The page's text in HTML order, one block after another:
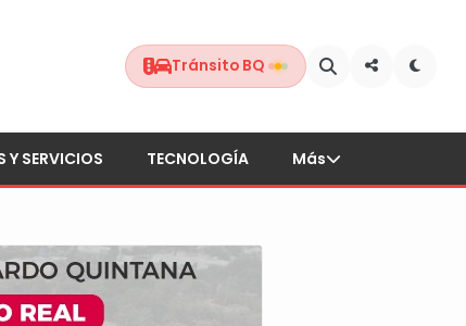
Tránsito BQ
Y SERVICIOS TECNOLOGÍA Más